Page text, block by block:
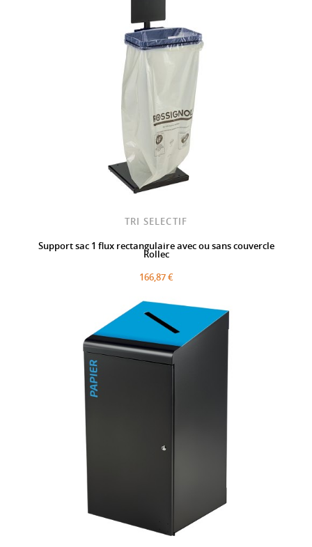
TRI SELECTIF
Support sac 1 flux rectangulaire avec ou sans couvercle
Rollec
166,87 €